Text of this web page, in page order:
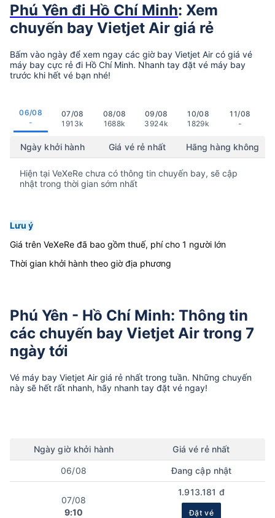
Phú Yên đi Hồ Chí Minh: Xem
chuyến bay Vietjet Air giá rẻ
Bấm vào ngày để xem ngay các giờ bay Vietjet Air có giá vé
máy bay cực rẻ đi Hồ Chí Minh. Nhanh tay đặt vé máy bay
trước khi hết vé bạn nhé!
06/08
-
07/08
1913k
08/08
1688k
09/08
3924k
10/08
1829k
11/08
-
Ngày khởi hành Giá vé rẻ nhất Hãng hàng không
Hiện tại VeXeRe chưa có thông tin chuyến bay, sẽ cập
nhật trong thời gian sớm nhất
Lưu ý
Giá trên VeXeRe đã bao gồm thuế, phí cho 1 người lớn
Thời gian khởi hành theo giờ địa phương
Phú Yên - Hồ Chí Minh: Thông tin
các chuyến bay Vietjet Air trong 7
ngày tới
Vé máy bay Vietjet Air giá rẻ nhất trong tuần. Những chuyến
này sẽ hết rất nhanh, hãy nhanh tay đặt vé ngay!
Ngày giờ khởi hành Giá vé rẻ nhất
06/08 Đang cập nhật
07/08
9:10
1.913.181 đ
Đặt vé